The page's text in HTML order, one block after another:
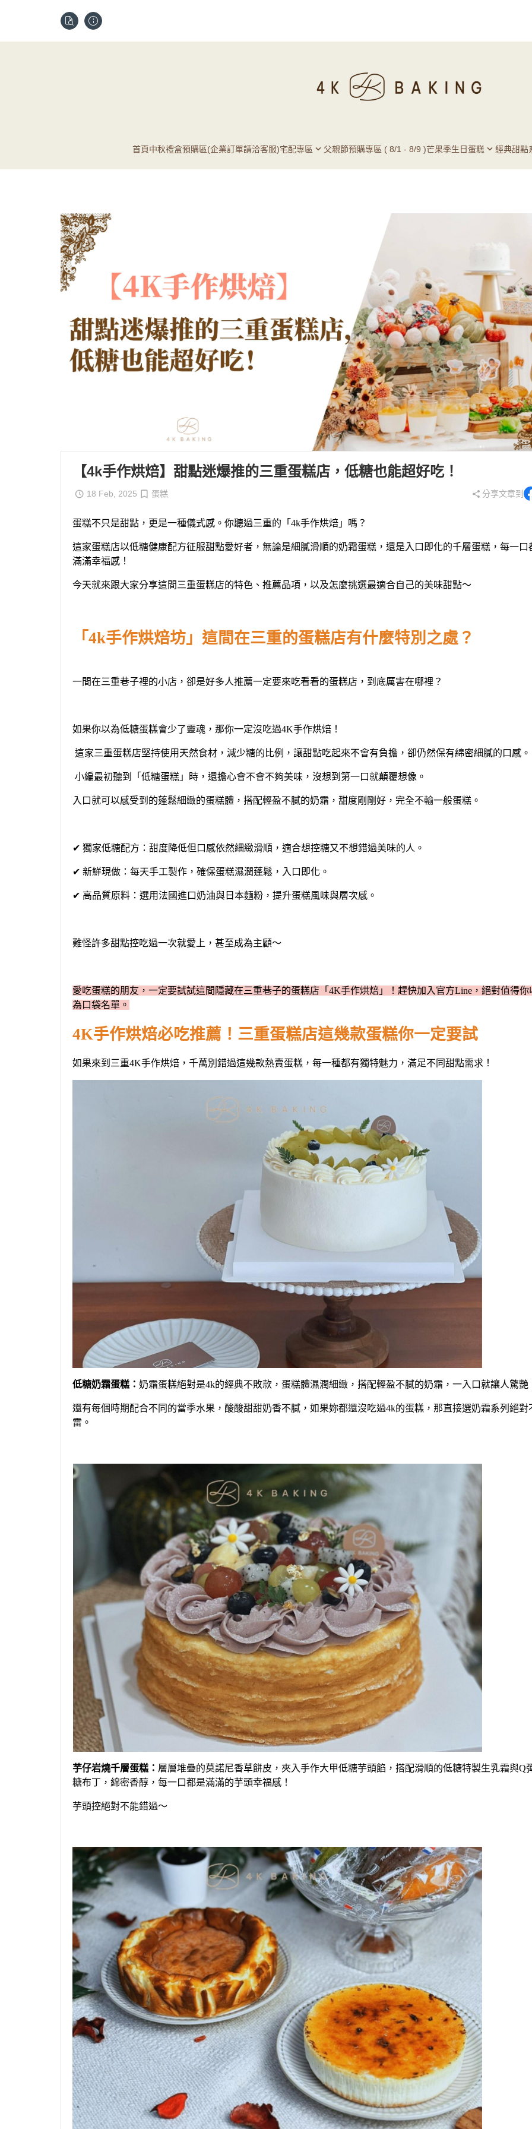
首頁中秋禮盒預購區(企業訂單請洽客服)宅配專區 父親節預購專區 ( 8/1 - 8/9 )芒果季生日蛋糕
8吋岩燒千層蛋糕
經典甜點
4K專欄
奶霜蛋糕
蛋糕
千層蛋糕
法式甜點
【4k手作烘焙】甜點迷爆推的三重蛋糕店，低糖也能超好吃！
18 Feb, 2025 蛋糕 分享文章到
蛋糕不只是甜點，更是一種儀式感。 你聽過三重的「 4k手作烘焙」嗎？
這家蛋糕店以低糖健康配方征服甜點愛好者，無論是細膩滑順的奶霜蛋糕，還是入口即化的千層蛋糕，每一口
滿滿幸福感！
今天就來跟大家分享這間 三重蛋糕店的特色、推薦品項，以及怎麼挑選最適合自己的美味甜點～
「 4k手作烘焙坊 」 這間在三重的蛋糕店有什麼特別之處？
一間在三重巷子裡的小店，卻是好多人推薦一定要來吃看看的蛋糕店，到底厲害在哪裡？
如果你以為低糖蛋糕會少了靈魂，那你一定沒吃過4K手作烘焙！
這家三重蛋糕店堅持使用天然食材，減少糖的 比例，讓甜點吃起來不會有負擔，卻仍然保有綿密細膩的口感。
小編最初聽到「低糖蛋糕」時，還擔心會不會不夠美味，沒想到第一口就顛覆想像。
入口就可以感受到的蓬鬆細緻的蛋糕體，搭配輕盈不膩的奶霜，甜度剛剛好，完全不輸一般蛋糕。
✔ 獨家低糖配方：甜度降低但口感依然細緻滑順，適合想控糖又不想錯過美味的人。
✔ 新鮮現做：每天手工製作，確保蛋糕濕潤蓬鬆，入口即化。
✔ 高品質原料：選用法國進口奶油與日本麵粉，提升蛋糕風味與層次感。
難怪許多甜點控吃過一次就愛上，甚至成為主顧～
愛吃蛋糕的朋友，一定要試試這間隱藏在三重巷子的蛋糕店 「 4K手作烘焙」！ 趕快加入官方Line，絕對值得你
為 口袋名單。
4K手作烘焙必吃推薦！ 三重蛋糕店這幾款蛋糕你一定要試
如果來到 三重4K手作烘焙，千萬別錯過這幾款熱賣蛋糕 ，每一種都有獨特魅力，滿足不同甜點需求！
低糖奶霜蛋糕： 奶霜蛋糕絕對是4k的經典不敗款，蛋糕體濕潤細緻，搭配輕盈不膩的奶霜，一入口就讓人驚艷
還有每個時期配合不同的當季水果 ， 酸酸甜甜奶香不膩 ， 如果妳都還沒吃過4k的蛋糕 ， 那直接選奶霜系列絕對
雷。
芋仔岩燒千層蛋糕： 層層堆疊的莫諾尼香草餅皮，夾入手作大甲低糖芋頭餡，搭配滑順的低糖特製生乳霜與Q
糖布丁，綿密香醇，每一口都是滿滿的芋頭幸福感！
芋頭控絕對不能錯過～